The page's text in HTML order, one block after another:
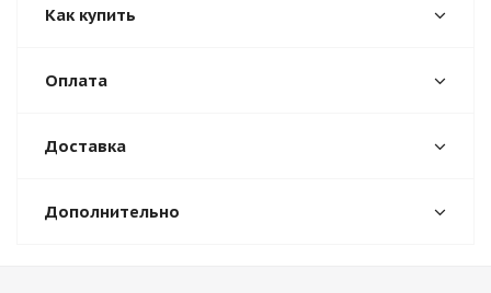
Как купить
Оплата
Доставка
Дополнительно